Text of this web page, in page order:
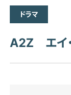
ドラマ
A2Z エイ・